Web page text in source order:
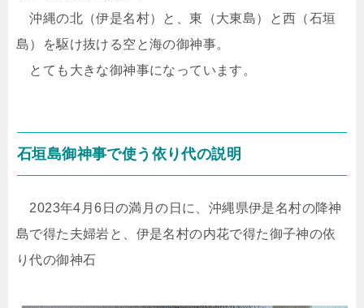
沖縄の北（伊是名村）と、東（大東島）と西（石垣
島）を駆け抜ける空と海の御神事。
とても大きな御神事になっています。
石垣島御神事で使う依り代の説明
2023年4月6日の満月の日に、沖縄県伊是名村の降神
島で得た夫婦岩と、伊是名村の内花で得た御子神の依
り代の御神石